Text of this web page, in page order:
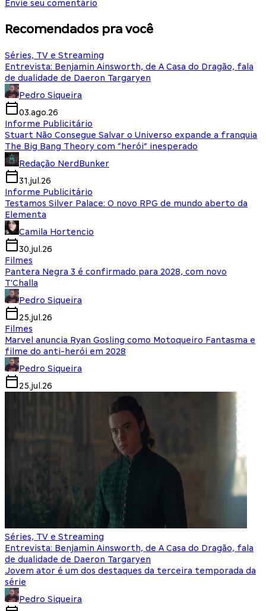
Envie seu comentário
Recomendados pra você
Séries, TV e Streaming
Entrevista: Benjamin Ainsworth, de A Casa do Dragão, fala
de dualidade de Daeron Targaryen
Pedro Siqueira
03.ago.26
Informe Publicitário
Stuart Não Consegue Salvar o Universo expande a franquia
The Big Bang Theory com “herói” inesperado
Redação NerdBunker
31.jul.26
Informe Publicitário
Testamos Silver Palace: O novo RPG de mundo aberto da
Elementa
Camila Hortencio
30.jul.26
Filmes
Pantera Negra 3 é confirmado para 2028, com novo
T'Challa
Pedro Siqueira
25.jul.26
Filmes
Marvel anuncia Ryan Gosling como Motoqueiro Fantasma e
filme do anti-herói em 2028
Pedro Siqueira
25.jul.26
Séries, TV e Streaming
Entrevista: Benjamin Ainsworth, de A Casa do Dragão, fala
de dualidade de Daeron Targaryen
Jovem ator é um dos destaques da terceira temporada da
série
Pedro Siqueira